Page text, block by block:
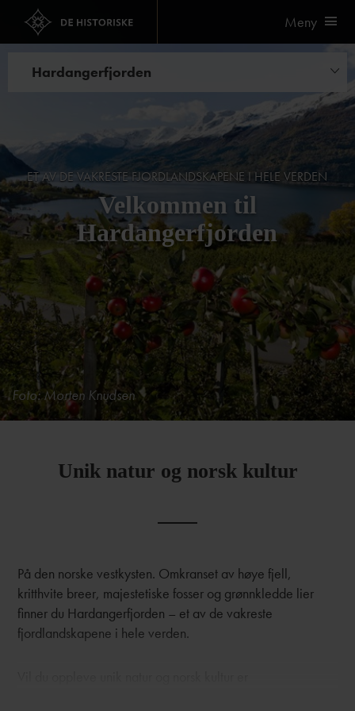
Meny
Foto: Morten Knudsen
Hardangerfjorden
Spisesteder
Opplevelser
Bryllup og selskap
Kurs og konferanser
ET AV DE VAKRESTE FJORDLANDSKAPENE I HELE VERDEN
Velkommen til
Hardangerfjorden
Unik natur og norsk kultur
På den norske vestkysten. Omkranset av høye fjell,
kritthvite breer, majestetiske fosser og grønnkledde lier
finner du Hardangerfjorden – et av de vakreste
fjordlandskapene i hele verden.